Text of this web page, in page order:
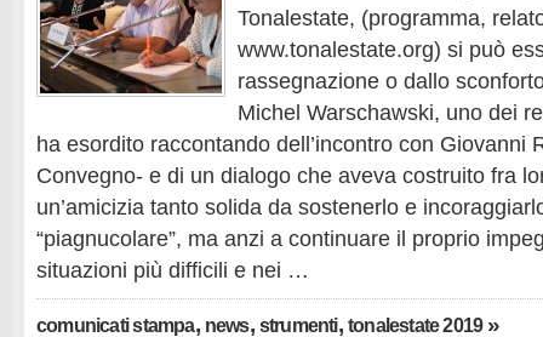
Tonalestate, (programma,
www.tonalestate.org) si può
rassegnazione o dallo
Michel Warschawski, uno dei
ha esordito raccontando dell’incontro con Giovanni
Convegno- e di un dialogo che aveva costruito fra
un’amicizia tanto solida da sostenerlo e
“piagnucolare”, ma anzi a continuare il proprio
situazioni più difficili e nei …
comunicati stampa, news, strumenti, tonalestate 2019»